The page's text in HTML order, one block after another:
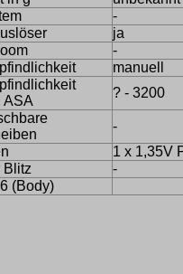
-
ja
-
manuell
ASA
? - 3200
-
1 x 1,35V
Blitz
-
(Body)